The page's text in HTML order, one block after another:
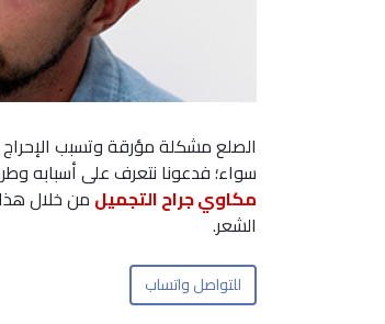
الصلع مشكلة مؤرقة وتسبب
سواء؛ فدعونا نتعرف على أسبابه
مكاوي جراح التجميل من خلال هذا
الشعر.
للتواصل واتساب